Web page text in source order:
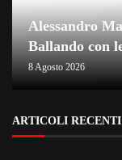
Alessandro
Ballando con
8 Agosto 2026
ARTICOLI RECENTI